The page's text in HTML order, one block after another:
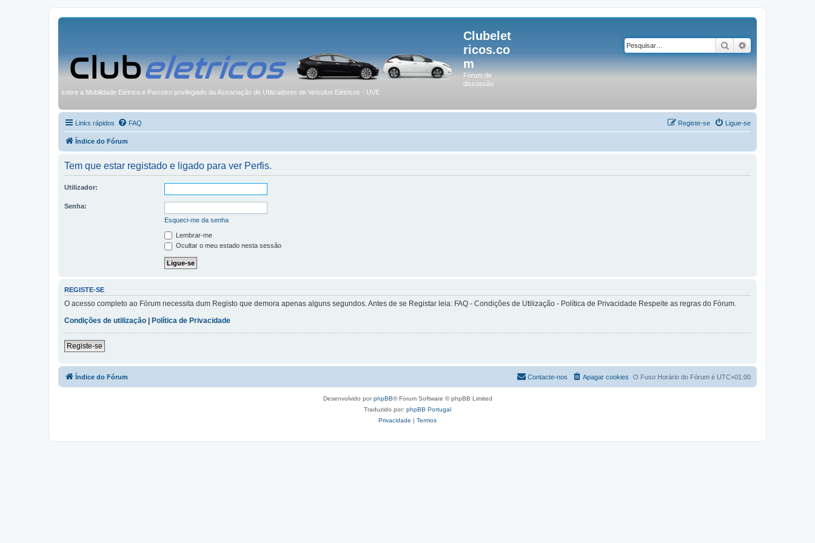
Clubelet
ricos.co
m
Fórum de
discussão
sobre a Mobilidade Elétrica e Parceiro privilegiado da Associação de Utilizadores de Veículos Elétricos - UVE
Pesquisar
Links rápidos FAQ Ligue-se
Registe-se
Índice do Fórum
Tem que estar registado e ligado para ver Perfis.
Utilizador:
Senha:
Esqueci-me da senha
Lembrar-me
Ocultar o meu estado nesta sessão
REGISTE-SE
O acesso completo ao Fórum necessita dum Registo que demora apenas alguns segundos. Antes de se Registar leia: FAQ - Condições de Utilização - Política de Privacidade Respeite as regras do Fórum.
Condições de utilização
Política de Privacidade
Registe-se
Índice do Fórum O Fuso Horário do Fórum é UTC+01:00
Apagar cookies
Contacte-nos
Desenvolvido porphpBB® Forum Software © phpBB Limited
Traduzido por: phpBB Portugal
Privacidade | Termos